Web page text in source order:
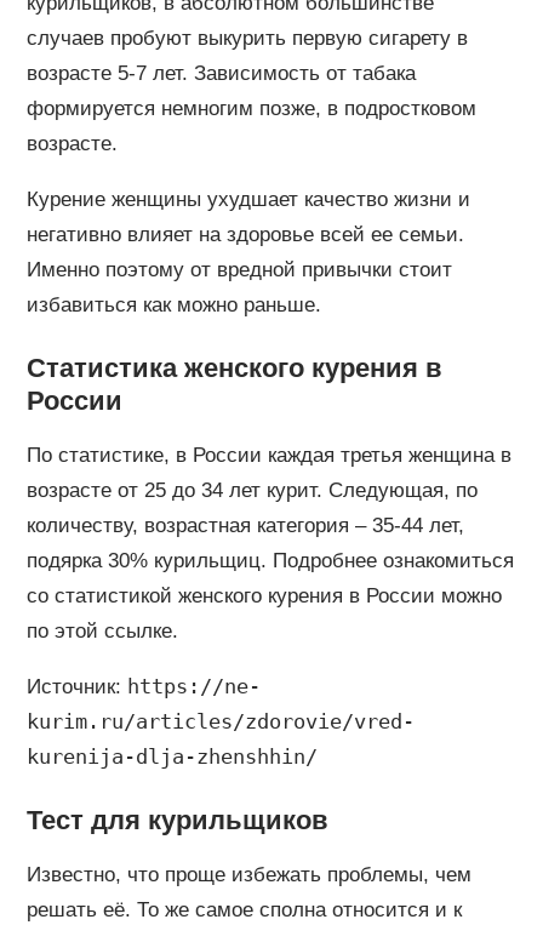
случаев пробуют выкурить первую сигарету в
возрасте 5-7 лет. Зависимость от табака
формируется немногим позже, в подростковом
возрасте.
Курение женщины ухудшает качество жизни и
негативно влияет на здоровье всей ее семьи.
Именно поэтому от вредной привычки стоит
избавиться как можно раньше.
Статистика женского курения в
России
По статистике, в России каждая третья женщина в
возрасте от 25 до 34 лет курит. Следующая, по
количеству, возрастная категория – 35-44 лет,
подярка 30% курильщиц. Подробнее ознакомиться
со статистикой женского курения в России можно
по этой ссылке.
Источник: https://ne-
kurim.ru/articles/zdorovie/vred-
kurenija-dlja-zhenshhin/
Тест для курильщиков
Известно, что проще избежать проблемы, чем
решать её. То же самое сполна относится и к